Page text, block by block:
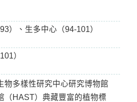
）、生多中心（94-101）
）
物多樣性研究中心研究博物館
（HAST）典藏豐富的植物標